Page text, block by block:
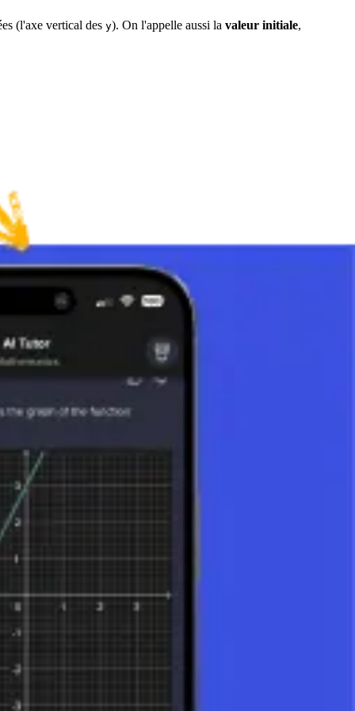
(l'axe vertical des y). On l'appelle aussi la valeur initiale,